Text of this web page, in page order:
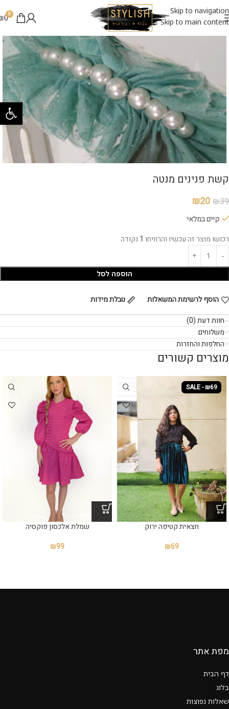
Skip to navigation
Skip to main content
0
0
50% הנחה
קשת פנינים מנטה
₪39
₪20
קיים במלאי
רכושו מוצר זה עכשיו והרוויחו 1 נקודה
הוספה לסל
הוסף לרשימת המשאלות
טבלת מידות
חוות דעת (0)
משלוחים
החלפות והחזרות
מוצרים קשורים
SALE - ₪69
חצאית קטיפה ירוק
₪69
שמלת אלכסון פוקסיה
₪99
מפת אתר
דף הבית
בלוג
שאלות נפוצות
פתח